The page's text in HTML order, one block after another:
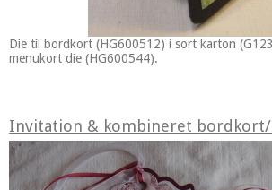
Die til bordkort (HG600512) i sort karton
menukort die (HG600544).
Invitation & kombineret